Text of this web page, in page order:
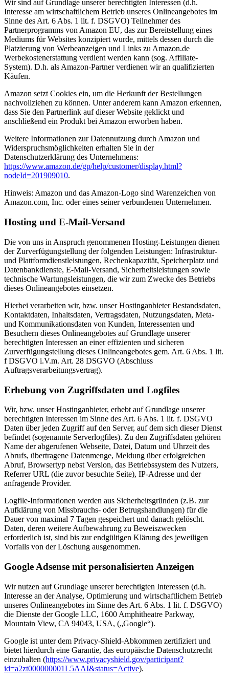
Wir sind auf Grundlage unserer berechtigten Interessen (d.h.
Interesse am wirtschaftlichem Betrieb unseres Onlineangebotes im
Sinne des Art. 6 Abs. 1 lit. f. DSGVO) Teilnehmer des
Partnerprogramms von Amazon EU, das zur Bereitstellung eines
Mediums für Websites konzipiert wurde, mittels dessen durch die
Platzierung von Werbeanzeigen und Links zu Amazon.de
Werbekostenerstattung verdient werden kann (sog. Affiliate-
System). D.h. als Amazon-Partner verdienen wir an qualifizierten
Käufen.
Amazon setzt Cookies ein, um die Herkunft der Bestellungen
nachvollziehen zu können. Unter anderem kann Amazon erkennen,
dass Sie den Partnerlink auf dieser Website geklickt und
anschließend ein Produkt bei Amazon erworben haben.
Weitere Informationen zur Datennutzung durch Amazon und
Widerspruchsmöglichkeiten erhalten Sie in der
Datenschutzerklärung des Unternehmens:
https://www.amazon.de/gp/help/customer/display.html?
nodeId=201909010.
Hinweis: Amazon und das Amazon-Logo sind Warenzeichen von
Amazon.com, Inc. oder eines seiner verbundenen Unternehmen.
Hosting und E-Mail-Versand
Die von uns in Anspruch genommenen Hosting-Leistungen dienen
der Zurverfügungstellung der folgenden Leistungen: Infrastruktur-
und Plattformdienstleistungen, Rechenkapazität, Speicherplatz und
Datenbankdienste, E-Mail-Versand, Sicherheitsleistungen sowie
technische Wartungsleistungen, die wir zum Zwecke des Betriebs
dieses Onlineangebotes einsetzen.
Hierbei verarbeiten wir, bzw. unser Hostinganbieter Bestandsdaten,
Kontaktdaten, Inhaltsdaten, Vertragsdaten, Nutzungsdaten, Meta-
und Kommunikationsdaten von Kunden, Interessenten und
Besuchern dieses Onlineangebotes auf Grundlage unserer
berechtigten Interessen an einer effizienten und sicheren
Zurverfügungstellung dieses Onlineangebotes gem. Art. 6 Abs. 1 lit.
f DSGVO i.V.m. Art. 28 DSGVO (Abschluss
Auftragsverarbeitungsvertrag).
Erhebung von Zugriffsdaten und Logfiles
Wir, bzw. unser Hostinganbieter, erhebt auf Grundlage unserer
berechtigten Interessen im Sinne des Art. 6 Abs. 1 lit. f. DSGVO
Daten über jeden Zugriff auf den Server, auf dem sich dieser Dienst
befindet (sogenannte Serverlogfiles). Zu den Zugriffsdaten gehören
Name der abgerufenen Webseite, Datei, Datum und Uhrzeit des
Abrufs, übertragene Datenmenge, Meldung über erfolgreichen
Abruf, Browsertyp nebst Version, das Betriebssystem des Nutzers,
Referrer URL (die zuvor besuchte Seite), IP-Adresse und der
anfragende Provider.
Logfile-Informationen werden aus Sicherheitsgründen (z.B. zur
Aufklärung von Missbrauchs- oder Betrugshandlungen) für die
Dauer von maximal 7 Tagen gespeichert und danach gelöscht.
Daten, deren weitere Aufbewahrung zu Beweiszwecken
erforderlich ist, sind bis zur endgültigen Klärung des jeweiligen
Vorfalls von der Löschung ausgenommen.
Google Adsense mit personalisierten Anzeigen
Wir nutzen auf Grundlage unserer berechtigten Interessen (d.h.
Interesse an der Analyse, Optimierung und wirtschaftlichem Betrieb
unseres Onlineangebotes im Sinne des Art. 6 Abs. 1 lit. f. DSGVO)
die Dienste der Google LLC, 1600 Amphitheatre Parkway,
Mountain View, CA 94043, USA, („Google“).
Google ist unter dem Privacy-Shield-Abkommen zertifiziert und
bietet hierdurch eine Garantie, das europäische Datenschutzrecht
einzuhalten (https://www.privacyshield.gov/participant?
id=a2zt000000001L5AAI&status=Active).